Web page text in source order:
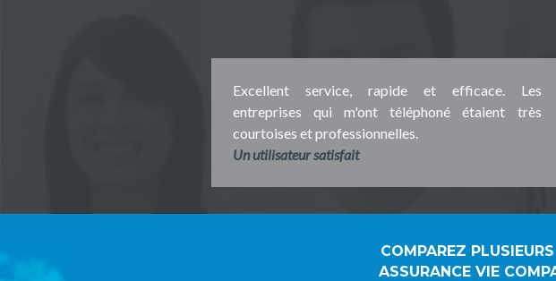
Excellent service, rapide et efficace. Les
entreprises qui m'ont téléphoné étaient très
courtoises et professionnelles.
Un utilisateur satisfait
COMPAREZ
ASSURANCE VIE